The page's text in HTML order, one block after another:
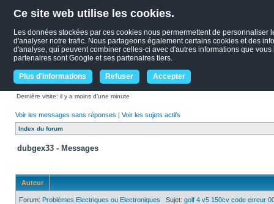
Ce site web utilise les cookies.
Les données stockées par ces cookies nous permermettent de
d'analyser notre trafic. Nous partageons également certains cookies et des
d'analyse, qui peuvent combiner celles-ci avec d'autres informations que
partenaires sont Google et ses partenaires tiers.
Plus d'informations Refuser Accepter
Dernière visite: il y a moins d’une minute
Voir les messages sans réponses | Voir les sujets actifs
Index du forum
dubgex33 - Messages
Auteur
Forum: Problèmes Electriques ou Electroniques Sujet: golf 4 v5 150cv code erreur